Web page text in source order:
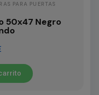
PARA PUERTAS
50x47 Negro